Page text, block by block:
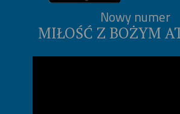
Nowy numer
MIŁOŚĆ Z BOŻYM